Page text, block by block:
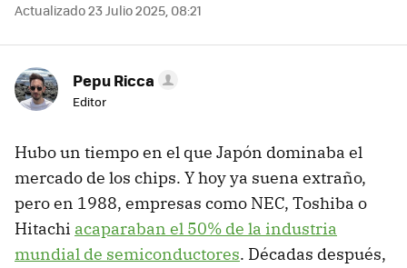
Actualizado 23 Julio 2025, 08:21
Pepu Ricca
Editor
Hubo un tiempo en el que Japón dominaba el
mercado de los chips. Y hoy ya suena extraño,
pero en 1988, empresas como NEC, Toshiba o
Hitachi acaparaban el 50% de la industria
mundial de semiconductores. Décadas después,